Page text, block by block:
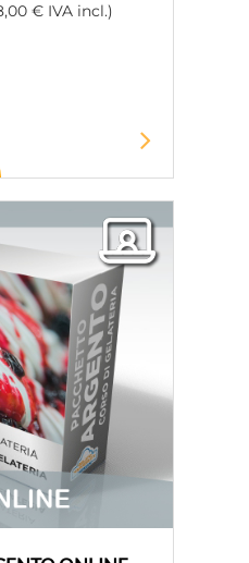
€ IVA incl.)